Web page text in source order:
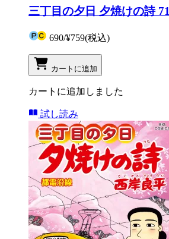
三丁目の夕日 夕焼けの詩 71
690/¥759(税込)
カートに追加
カートに追加しました
試し読み